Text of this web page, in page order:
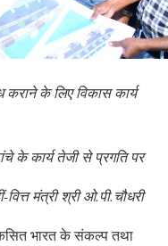
कराने के लिए विकास कार्य
के कार्य तेजी से प्रगति पर
मंत्री श्री ओ.पी.चौधरी
भारत के संकल्प तथा